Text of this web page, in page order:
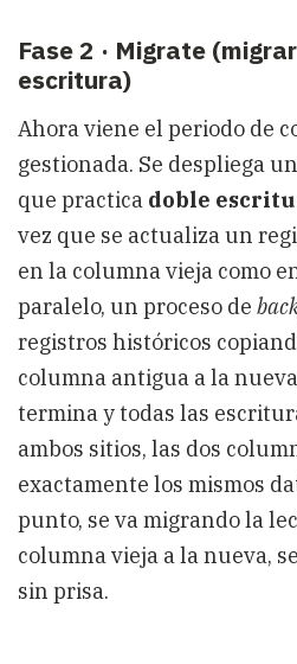
Fase 2 · Migrate
escritura)
Ahora viene el periodo de
gestionada. Se despliega
que practica doble
vez que se actualiza un
en la columna vieja como
paralelo, un proceso de
registros históricos
columna antigua a la
termina y todas las
ambos sitios, las dos
exactamente los mismos
punto, se va migrando la
columna vieja a la nueva,
sin prisa.